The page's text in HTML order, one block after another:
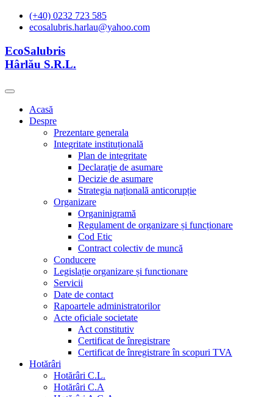
(+40) 0232 723 585
ecosalubris.harlau@yahoo.com
EcoSalubris
Hârlău S.R.L.
Acasă
Despre
Prezentare generala
Integritate instituțională
Plan de integritate
Declarație de asumare
Decizie de asumare
Strategia națională anticorupție
Organizare
Organinigramă
Regulament de organizare și funcționare
Cod Etic
Contract colectiv de muncă
Conducere
Legislație organizare și functionare
Servicii
Date de contact
Rapoartele administratorilor
Acte oficiale societate
Act constitutiv
Certificat de înregistrare
Certificat de înregistrare în scopuri TVA
Hotărâri
Hotărâri C.L.
Hotărâri C.A